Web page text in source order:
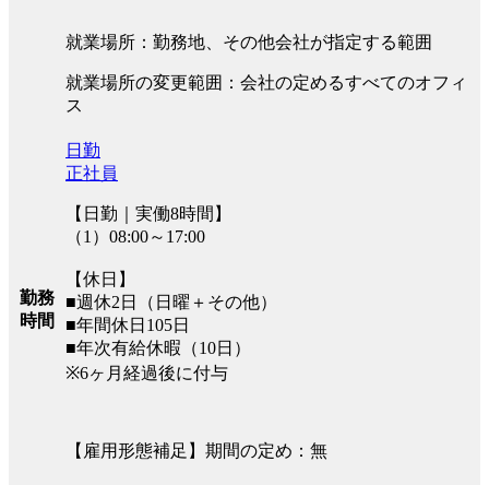
就業場所：勤務地、その他会社が指定する範囲
就業場所の変更範囲：会社の定めるすべてのオフィ
ス
勤務
時間
日勤
正社員
【日勤｜実働8時間】
（1）08:00～17:00
【休日】
■週休2日（日曜＋その他）
■年間休日105日
■年次有給休暇（10日）
※6ヶ月経過後に付与
【雇用形態補足】期間の定め：無